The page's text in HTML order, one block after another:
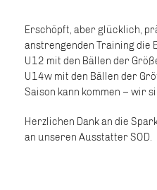
Erschöpft, aber glücklich,
anstrengenden Training die
U12 mit den Bällen der
U14w mit den Bällen der
Saison kann kommen – wir
Herzlichen Dank an die
an unseren Ausstatter SOD.